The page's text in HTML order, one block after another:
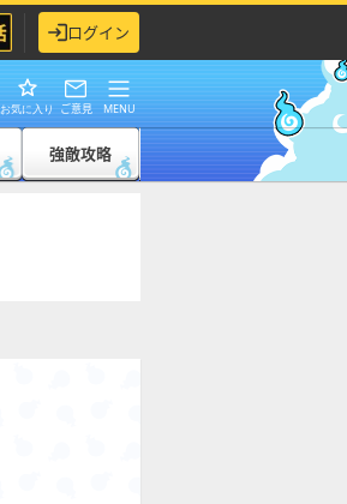
ログイン
お気に入り ご意見 MENU
強敵攻略